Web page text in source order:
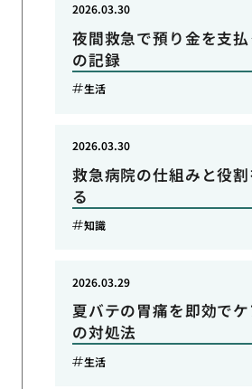
夜間救急で預り金を支
の記録
2026.03.30
生活
救急病院の仕組みと役
る
2026.03.30
知識
夏バテの胃痛を即効で
の対処法
2026.03.29
生活